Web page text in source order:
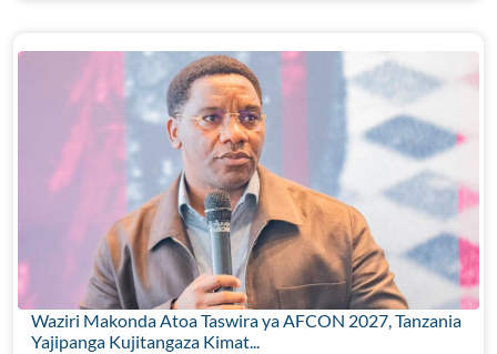
Waziri Makonda Atoa Taswira ya AFCON 2027, Tanzania
Yajipanga Kujitangaza Kimat...